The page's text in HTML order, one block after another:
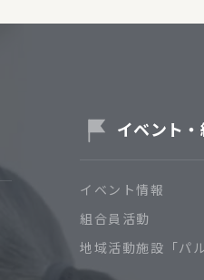
イベント
イベント情報
組合員活動
地域活動施設「パ